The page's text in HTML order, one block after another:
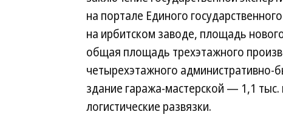
на портале Единого
на ирбитском заводе, площадь
общая площадь трехэтажного
четырехэтажного
здание гаража-мастерской — 1,1
логистические развязки.